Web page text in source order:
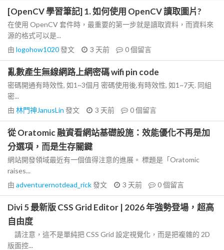
[OpenCV 學習筆記] 1. 如何使用 OpenCV 讀取圖片?
在使用 OpenCV 套件時，最重要的第一步就是讀取資料，而資料來
源的格式可以是...
由 logohow1020發文 3 天前 0個留言
亂數產生無線網路上網密碼 wifi pin code
密碼開通有時效性, 如1~3個月 密碼使用後,有時效性, 如1~7天. 同組
密...
由 林門神JanusLin 發文 3 天前 0個留言
從 Oratomic 融資看網站基礎設施：效能優化不再是加
分選項，而是生存關鍵
網站開發領域最近有一個值得注意的進展。 標題是「Oratomic
raises...
由 adventurernotdead_rick發文 3 天前 0個留言
Divi 5 最新版 CSS Grid Editor | 2026 年強勢登場，超高
自由度
請注意，這不是單純把 CSS Grid 設定視覺化，而是把複雜的 2D
版面控...